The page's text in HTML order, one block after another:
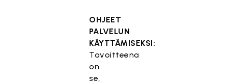
OHJEET
PALVELUN
KÄYTTÄMISEKSI:
Tavoitteena
on
se,